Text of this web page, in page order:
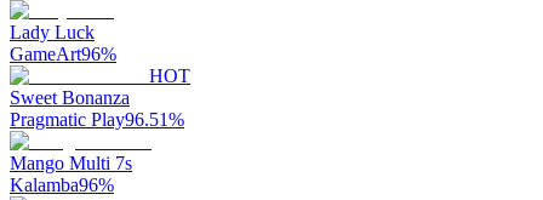
Lady Luck
GameArt96%
HOT
Sweet Bonanza
Pragmatic Play96.51%
Mango Multi 7s
Kalamba96%